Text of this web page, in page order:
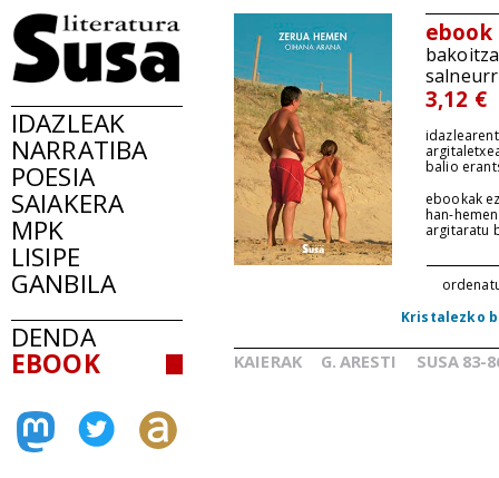
IDAZLEAK
NARRATIBA
POESIA
SAIAKERA
MPK
LISIPE
GANBILA
DENDA
EBOOK
ebook
3,12 €
balio
ebookak
han-
argitaratu
Kristalezko
KAIERAK G. ARESTI SUSA 83-